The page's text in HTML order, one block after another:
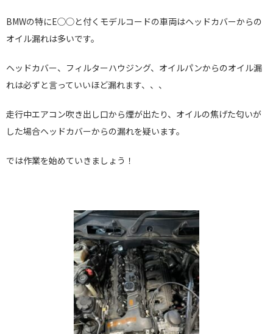
BMWの特にE◯◯と付くモデルコードの車両はヘッドカバーからの
オイル漏れは多いです。
ヘッドカバー、フィルターハウジング、オイルパンからのオイル漏
れは必ずと言っていいほど漏れます、、、
走行中エアコン吹き出し口から煙が出たり、オイルの焦げた匂いが
した場合ヘッドカバーからの漏れを疑います。
では作業を始めていきましょう！